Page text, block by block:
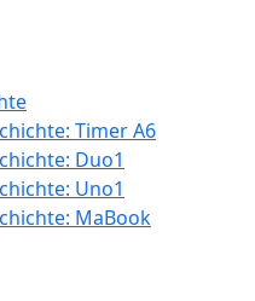
Timer A6
Duo1
Uno1
MaBook